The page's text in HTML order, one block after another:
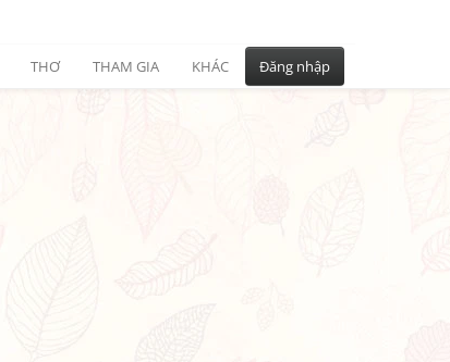
THƠ THAM GIA KHÁC Đăng nhập